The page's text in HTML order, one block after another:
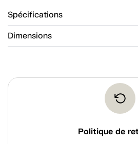
Spécifications
Dimensions
Politique de